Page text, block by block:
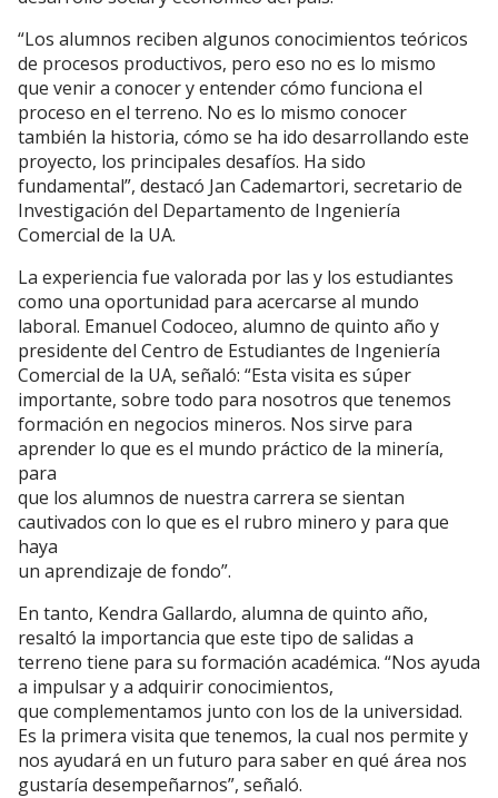
“Los alumnos reciben algunos conocimientos teóricos
de procesos productivos, pero eso no es lo mismo
que venir a conocer y entender cómo funciona el
proceso en el terreno. No es lo mismo conocer
también la historia, cómo se ha ido desarrollando este
proyecto, los principales desafíos. Ha sido
fundamental”, destacó Jan Cademartori, secretario de
Investigación del Departamento de Ingeniería
Comercial de la UA.
La experiencia fue valorada por las y los estudiantes
como una oportunidad para acercarse al mundo
laboral. Emanuel Codoceo, alumno de quinto año y
presidente del Centro de Estudiantes de Ingeniería
Comercial de la UA, señaló: “Esta visita es súper
importante, sobre todo para nosotros que tenemos
formación en negocios mineros. Nos sirve para
aprender lo que es el mundo práctico de la minería,
para
que los alumnos de nuestra carrera se sientan
cautivados con lo que es el rubro minero y para que
haya
un aprendizaje de fondo”.
En tanto, Kendra Gallardo, alumna de quinto año,
resaltó la importancia que este tipo de salidas a
terreno tiene para su formación académica. “Nos ayuda
a impulsar y a adquirir conocimientos,
que complementamos junto con los de la universidad.
Es la primera visita que tenemos, la cual nos permite y
nos ayudará en un futuro para saber en qué área nos
gustaría desempeñarnos”, señaló.